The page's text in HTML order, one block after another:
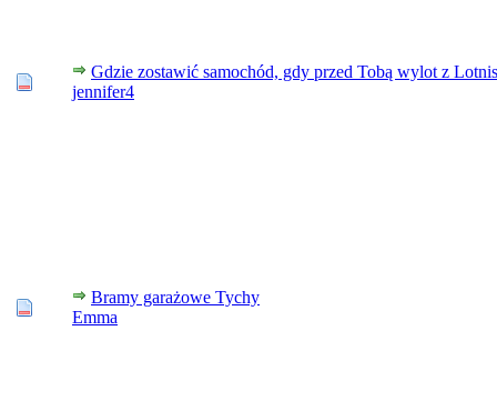
Gdzie zostawić samochód, gdy przed Tobą wylot z
jennifer4
Bramy garażowe Tychy
Emma